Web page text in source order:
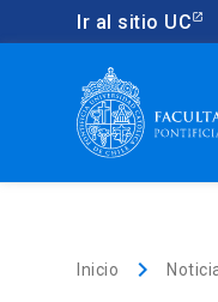
Ir al sitio UC
Inicio keyboard_arrow_right